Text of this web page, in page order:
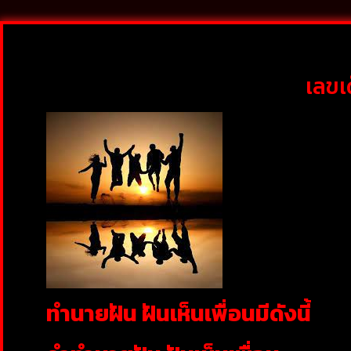
เลข
ทำนายฝัน ฝันเห็นเพื่อนมีดังนี้